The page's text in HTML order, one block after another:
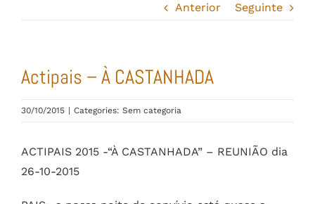
Anterior Seguinte
Actipais – À CASTANHADA
30/10/2015 | Categories: Sem categoria
ACTIPAIS 2015 -“À CASTANHADA” – REUNIÃO dia
26-10-2015